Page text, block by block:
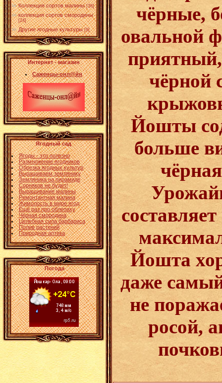
Коллекция сортов малины [36]
коллекция сортов смородины
[24]
Другие ягодные культуры [9]
Интернет - магазин
Саженцы-онл@йн
Ягодный сад
Ягоды - это полезно
Размножение ягодников
Обрезка ягодных культур
Выращиваем землянику
Земляника на пирамиде
Сорняков не будет!
Выращивание малины
Ремонтантная малина
Жимолость в мире ягод
Ещё раз про облепиху
Чёрная смородина
Целебная сила барбариса
Полив растений
Природная аптека
Погода
чёрные,
овальной
чёрной
Йошты
больше
Йошта
даже
не
росой,